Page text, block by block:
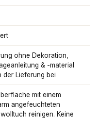
ohne Dekoration,
& -material
der Lieferung bei
mit einem
angefeuchteten
reinigen. Keine